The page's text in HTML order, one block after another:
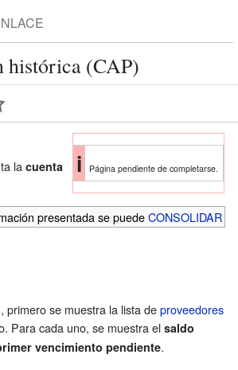
histórica (CAP)
i Página pendiente de completarse.
la cuenta
presentada se puedeCONSOLIDAR
primero se muestra la lista deproveedores
Para cada uno, se muestra el saldo
vencimiento pendiente.